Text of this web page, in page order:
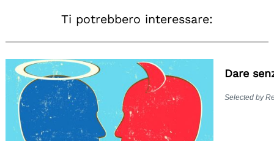
Ti potrebbero interessare:
Dare
Selected by